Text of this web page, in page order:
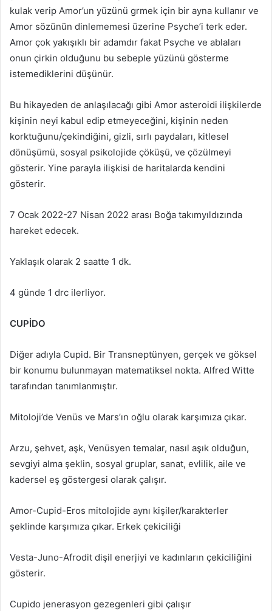
kulak verip Amor’un yüzünü grmek için bir ayna kullanır ve
Amor sözünün dinlememesi üzerine Psyche’i terk eder.
Amor çok yakışıklı bir adamdır fakat Psyche ve ablaları
onun çirkin olduğunu bu sebeple yüzünü gösterme
istemediklerini düşünür.
Bu hikayeden de anlaşılacağı gibi Amor asteroidi ilişkilerde
kişinin neyi kabul edip etmeyeceğini, kişinin neden
korktuğunu/çekindiğini, gizli, sırlı paydaları, kitlesel
dönüşümü, sosyal psikolojide çöküşü, ve çözülmeyi
gösterir. Yine parayla ilişkisi de haritalarda kendini
gösterir.
7 Ocak 2022-27 Nisan 2022 arası Boğa takımyıldızında
hareket edecek.
Yaklaşık olarak 2 saatte 1 dk.
4 günde 1 drc ilerliyor.
CUPİDO
Diğer adıyla Cupid. Bir Transneptünyen, gerçek ve göksel
bir konumu bulunmayan matematiksel nokta. Alfred Witte
tarafından tanımlanmıştır.
Mitoloji’de Venüs ve Mars’ın oğlu olarak karşımıza çıkar.
Arzu, şehvet, aşk, Venüsyen temalar, nasıl aşık olduğun,
sevgiyi alma şeklin, sosyal gruplar, sanat, evlilik, aile ve
kadersel eş göstergesi olarak çalışır.
Amor-Cupid-Eros mitolojide aynı kişiler/karakterler
şeklinde karşımıza çıkar. Erkek çekiciliği
Vesta-Juno-Afrodit dişil enerjiyi ve kadınların çekiciliğini
gösterir.
Cupido jenerasyon gezegenleri gibi çalışır